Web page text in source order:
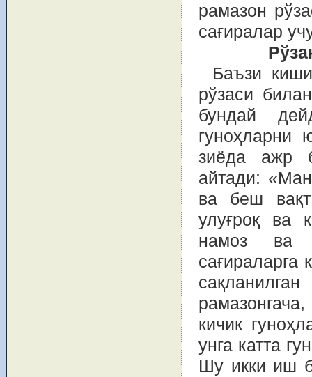
рамазон
сағиралар
Баъзи
рўзаси
бундай
гуноҳларни
зиёда ажр
айтади:
ва беш
улуғроқ ва
намоз ва
сағираларга
кичик
унга катта
Шу икки иш